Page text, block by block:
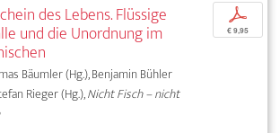
des Lebens. Flüssige
und die Unordnung im
Bäumler (Hg.), Benjamin Bühler
Rieger (Hg.),Nicht Fisch – nicht
p
€ 9,95